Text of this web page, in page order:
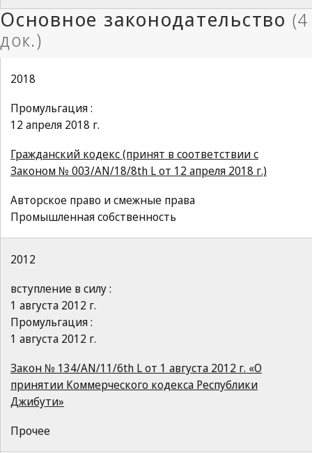
2018
Промульгация :
12 апреля 2018 г.
Гражданский кодекс (принят в соответствии с
Законом № 003/AN/18/8th L от 12 апреля 2018 г.)
Авторское право и смежные права
Промышленная собственность
2012
вступление в силу :
1 августа 2012 г.
Промульгация :
1 августа 2012 г.
Закон № 134/AN/11/6th L от 1 августа 2012 г. «О
принятии Коммерческого кодекса Республики
Джибути»
Прочее